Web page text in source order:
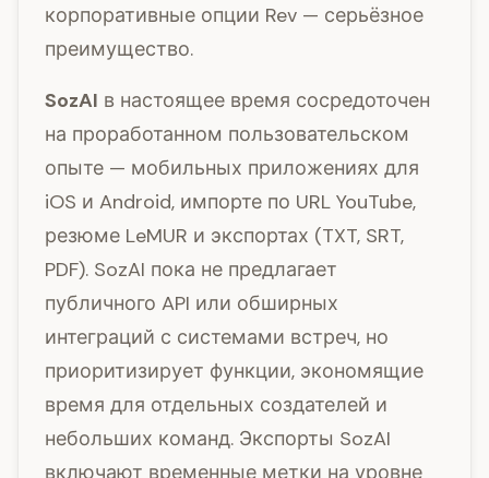
корпоративные опции Rev — серьёзное
преимущество.
SozAI в настоящее время сосредоточен
на проработанном пользовательском
опыте — мобильных приложениях для
iOS и Android, импорте по URL YouTube,
резюме LeMUR и экспортах (TXT, SRT,
PDF). SozAI пока не предлагает
публичного API или обширных
интеграций с системами встреч, но
приоритизирует функции, экономящие
время для отдельных создателей и
небольших команд. Экспорты SozAI
включают временные метки на уровне